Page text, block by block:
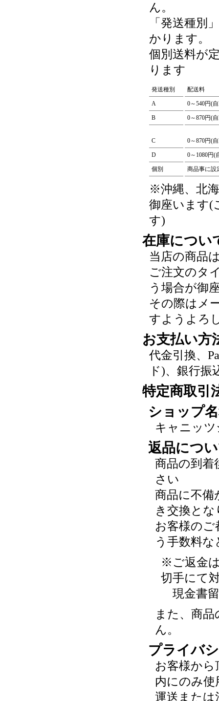
ん。
「発送種別
かります。
個別送料が
ります
発送種別 配送料
A 0～540円(
B 0～870円(
C 0～870円(
D 0～1080円(
個別 商品事に設
※沖縄、北
御座います(
す)
在庫につい
当店の商品
ご注文のタ
う場合が御
その際はメ
すようよろ
お支払い方
代金引換、
ド)、銀行振
特定商取引
ショップ
キャニッ
返品につ
商品の到着
さい
商品に不備
き交換と
お客様のご
う手数料
※ご返金
切手にて
現金書
また、商
ん。
プライバ
お客様か
内にのみ
運送または